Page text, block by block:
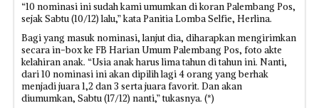
“10 nominasi ini sudah kami umumkan di koran Palembang Pos,
sejak Sabtu (10/12) lalu,” kata Panitia Lomba Selfie, Herlina.
Bagi yang masuk nominasi, lanjut dia, diharapkan mengirimkan
secara in-box ke FB Harian Umum Palembang Pos, foto akte
kelahiran anak. “Usia anak harus lima tahun di tahun ini. Nanti,
dari 10 nominasi ini akan dipilih lagi 4 orang yang berhak
menjadi juara 1,2 dan 3 serta juara favorit. Dan akan
diumumkan, Sabtu (17/12) nanti,” tukasnya. (*)